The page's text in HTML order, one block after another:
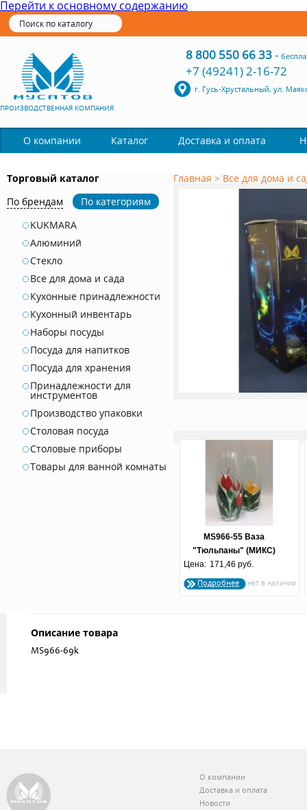
Перейти к основному содержанию
ПРОИЗВОДСТВЕННАЯ КОМПАНИЯ
8 800 550 66 33-
+7 (49241) 2-16-72
г. Гусь-Хрустальный, ул.
О компании Каталог Доставка и оплата
Торговый каталог
По брендам
По категориям
KUKMARA
Алюминий
Стекло
Все для дома и сада
Кухонные принадлежности
Кухонный инвентарь
Наборы посуды
Посуда для напитков
Посуда для хранения
Принадлежности для
инструментов
Производство упаковки
Столовая посуда
Столовые приборы
Товары для ванной комнаты
Главная > Все для дома и
MS966-55 Ваза
"Тюльпаны" (МИКС)
акварель 56
Цена: 171,46 руб.
Подробнее
Описание товара
MS966-69k
О компании
Доставка и оплата
Новости